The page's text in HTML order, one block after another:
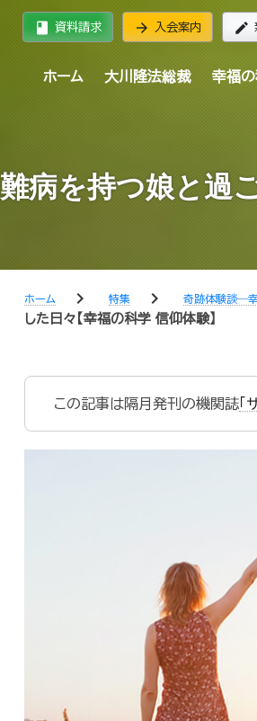
book 資料請求 arrow_forward 入会案内 edit
ホーム 大川隆法総裁 幸福
難病を持つ娘と過
ホーム chevron_right 特集 chevron_right 奇跡体験談―
した日々【幸福の科学 信仰体験】
この記事は隔月発刊の機関誌